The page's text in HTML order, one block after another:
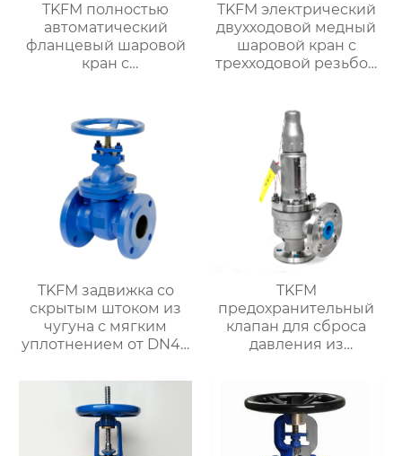
TKFM полностью
автоматический
фланцевый шаровой
кран с
системы
TKFM электрический
двухходовой медный
шаровой кран с
трехходовой резьбой
TKFM задвижка со
скрытым штоком из
чугуна с мягким
уплотнением от DN40
водяного отопления
TKFM
предохранительный
клапан для сброса
давления из
системы